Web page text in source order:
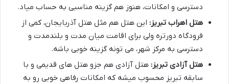
دسترسی و امکانات، هنوز هم گزینه مناسبی به حساب میاد.
هتل اهراب تبریز: این هتل هم مثل هتل آذربایجان، کمی از
فرودگاه دورتره ولی برای اقامت میان مدت و بلندمدت و
دسترسی به مرکز شهر، می تونه گزینه خوبی باشه.
هتل آزادی تبریز: هتل آزادی هم جزو هتل های قدیمی و با
سابقه تبریز محسوب میشه که امکانات رفاهی خوبی رو به